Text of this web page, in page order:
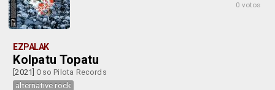
0 votos
EZPALAK
Kolpatu Topatu
[2021] Oso Pilota Records
alternative rock